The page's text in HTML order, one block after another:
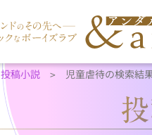
投稿小説 児童虐待の検索結